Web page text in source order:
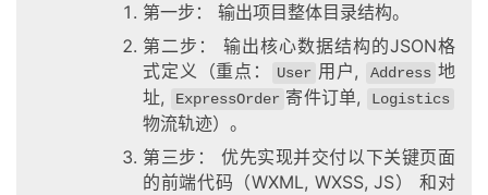
第一步： 输出项目整体目录结构。
第二步： 输出核心数据结构的JSON格
式定义（重点：
User 用户, Address 地
址,
ExpressOrder 寄件订单, Logistics
物流轨迹）。
第三步： 优先实现并交付以下关键页面
的前端代码（WXML, WXSS, JS） 和对